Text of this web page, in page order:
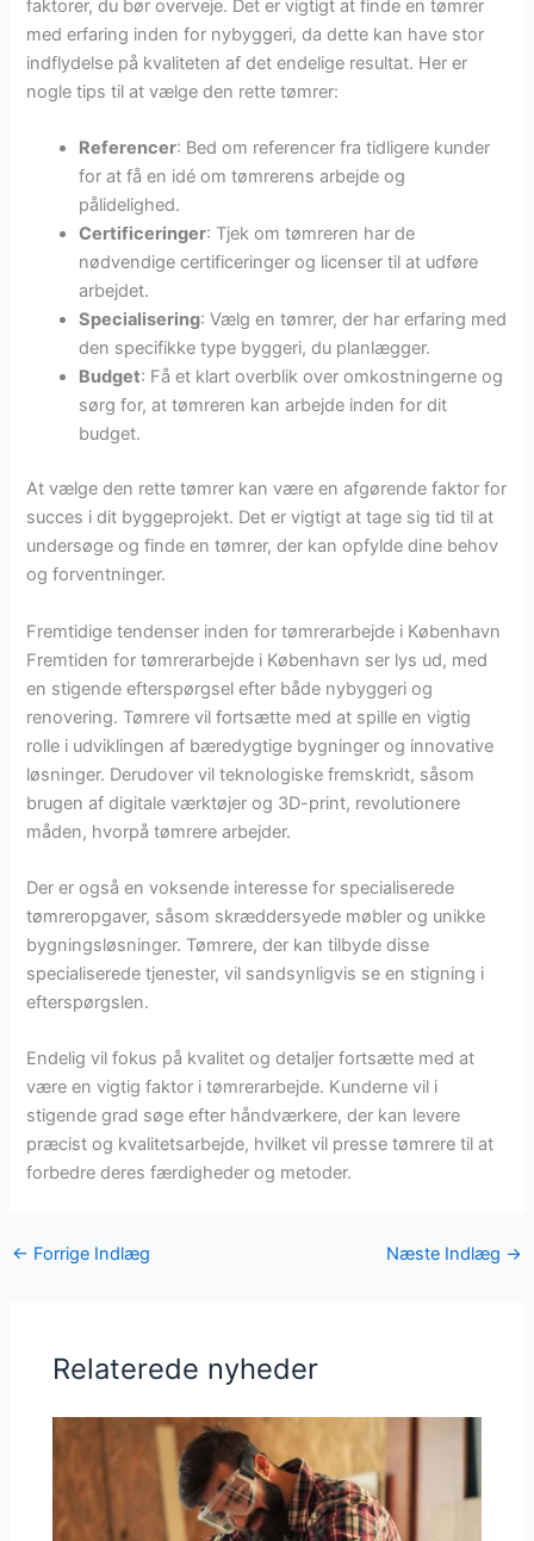
faktorer, du bør overveje. Det er vigtigt at finde en tømrer
med erfaring inden for nybyggeri, da dette kan have stor
indflydelse på kvaliteten af det endelige resultat. Her er
nogle tips til at vælge den rette tømrer:
Referencer: Bed om referencer fra tidligere kunder
for at få en idé om tømrerens arbejde og
pålidelighed.
Certificeringer: Tjek om tømreren har de
nødvendige certificeringer og licenser til at udføre
arbejdet.
Specialisering: Vælg en tømrer, der har erfaring med
den specifikke type byggeri, du planlægger.
Budget: Få et klart overblik over omkostningerne og
sørg for, at tømreren kan arbejde inden for dit
budget.
At vælge den rette tømrer kan være en afgørende faktor for
succes i dit byggeprojekt. Det er vigtigt at tage sig tid til at
undersøge og finde en tømrer, der kan opfylde dine behov
og forventninger.
Fremtidige tendenser inden for tømrerarbejde i København
Fremtiden for tømrerarbejde i København ser lys ud, med
en stigende efterspørgsel efter både nybyggeri og
renovering. Tømrere vil fortsætte med at spille en vigtig
rolle i udviklingen af bæredygtige bygninger og innovative
løsninger. Derudover vil teknologiske fremskridt, såsom
brugen af digitale værktøjer og 3D-print, revolutionere
måden, hvorpå tømrere arbejder.
Der er også en voksende interesse for specialiserede
tømreropgaver, såsom skræddersyede møbler og unikke
bygningsløsninger. Tømrere, der kan tilbyde disse
specialiserede tjenester, vil sandsynligvis se en stigning i
efterspørgslen.
Endelig vil fokus på kvalitet og detaljer fortsætte med at
være en vigtig faktor i tømrerarbejde. Kunderne vil i
stigende grad søge efter håndværkere, der kan levere
præcist og kvalitetsarbejde, hvilket vil presse tømrere til at
forbedre deres færdigheder og metoder.
← Forrige Indlæg Næste Indlæg →
Relaterede nyheder